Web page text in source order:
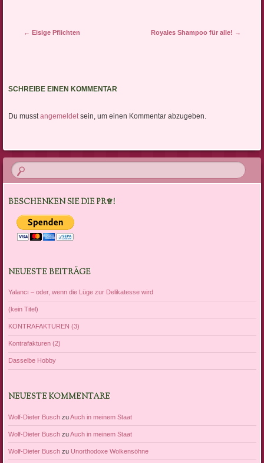
Artikel-Navigation
← Eisige Pflichten Royales Shampoo für alle! →
SCHREIBE EINEN KOMMENTAR
Du musst angemeldetsein, um einen Kommentar abzugeben.
BESCHENKEN SIE DIE PR♕!
NEUESTE BEITRÄGE
Yalancı – oder, wenn die Lüge zur Delikatesse wird
(kein Titel)
KONTRAFAKTUREN (3)
Kontrafakturen (2)
Dasselbe Hobby
NEUESTE KOMMENTARE
Wolf-Dieter BuschzuAuch in meinem Staat
Wolf-Dieter BuschzuAuch in meinem Staat
Wolf-Dieter Buschzu Unorthodoxe Wolkensöhne